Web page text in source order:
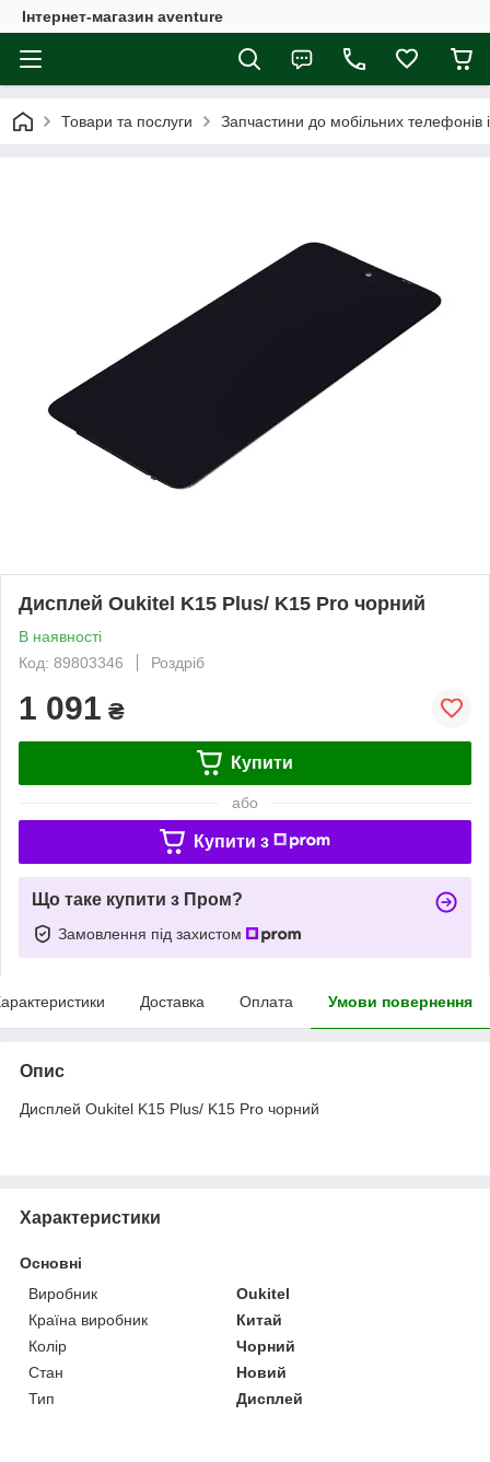
Інтернет-магазин aventure
Товари та послуги Запчастини до мобільних телефонів
Дисплей Oukitel K15 Plus/ K15 Pro чорний
В наявності
Код: 89803346
Роздріб
1 091 ₴
Купити
або
Купити з
Що таке купити з Пром?
Замовлення під захистом
Доставка Оплата Умови повернення
Опис
Дисплей Oukitel K15 Plus/ K15 Pro чорний
Характеристики
Основні
Виробник
Oukitel
Країна виробник
Китай
Колір
Чорний
Стан
Новий
Тип
Дисплей